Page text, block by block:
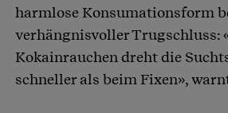
harmlose Konsumationsform
verhängnisvoller Trugschluss:
Kokainrauchen dreht die
schneller als beim Fixen»,